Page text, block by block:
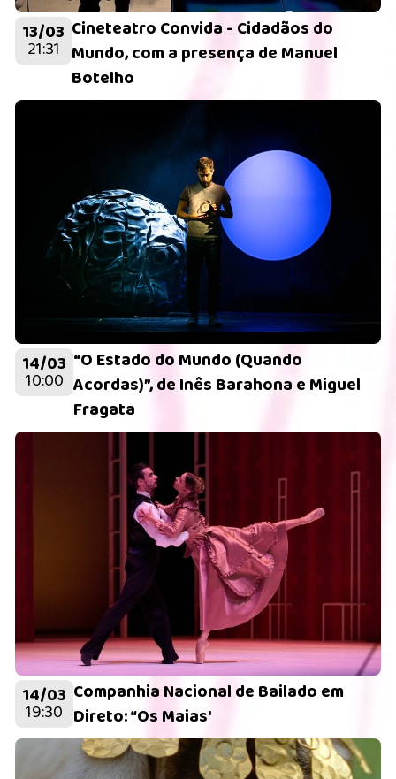
13/03
21:31
Cineteatro Convida - Cidadãos do
Mundo, com a presença de Manuel
Botelho
14/03
10:00
“O Estado do Mundo (Quando
Acordas)”, de Inês Barahona e Miguel
Fragata
14/03
19:30
Companhia Nacional de Bailado em
Direto: “Os Maias'